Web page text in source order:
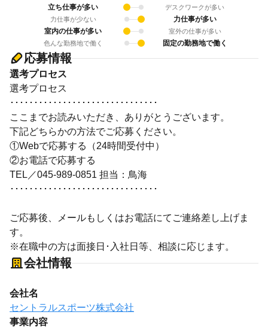
立ち仕事が多い
デスクワークが多い
力仕事が少ない
力仕事が多い
室内の仕事が多い
室外の仕事が多い
色んな勤務地で働く
固定の勤務地で働く
応募情報
選考プロセス
選考プロセス
･･･････････････････････････････
ここまでお読みいただき、ありがとうございます。
下記どちらかの方法でご応募ください。
①Webで応募する（24時間受付中）
②お電話で応募する
TEL／045-989-0851 担当：鳥海
･･･････････････････････････････
ご応募後、メールもしくはお電話にてご連絡差し上げま
す。
※在職中の方は面接日･入社日等、相談に応じます。
会社情報
会社名
セントラルスポーツ株式会社
事業内容